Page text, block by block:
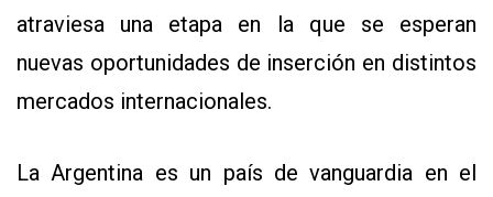
atraviesa una etapa en la que se esperan
nuevas oportunidades de inserción en distintos
mercados internacionales.
La Argentina es un país de vanguardia en el